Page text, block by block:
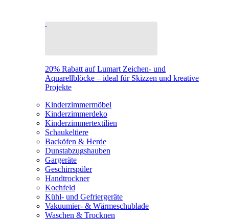
20% Rabatt auf Lumart Zeichen- und
Aquarellblöcke – ideal für Skizzen und kreative
Projekte
Kinderzimmermöbel
Kinderzimmerdeko
Kinderzimmertextilien
Schaukeltiere
Backöfen & Herde
Dunstabzugshauben
Gargeräte
Geschirrspüler
Handtrockner
Kochfeld
Kühl- und Gefriergeräte
Vakuumier- & Wärmeschublade
Waschen & Trocknen